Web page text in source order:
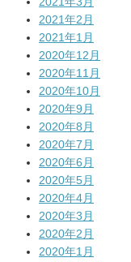
2021年2月
2021年1月
2020年12月
2020年11月
2020年10月
2020年9月
2020年8月
2020年7月
2020年6月
2020年5月
2020年4月
2020年3月
2020年2月
2020年1月